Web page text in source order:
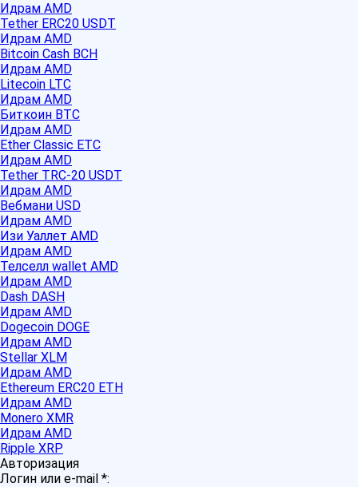
Идрам AMD
Tether ERC20 USDT
Идрам AMD
Bitcoin Cash BCH
Идрам AMD
Litecoin LTC
Идрам AMD
Биткоин BTC
Идрам AMD
Ether Classic ETC
Идрам AMD
Tether TRC-20 USDT
Идрам AMD
Вебмани USD
Идрам AMD
Изи Уаллет AMD
Идрам AMD
Телселл wallet AMD
Идрам AMD
Dash DASH
Идрам AMD
Dogecoin DOGE
Идрам AMD
Stellar XLM
Идрам AMD
Ethereum ERC20 ETH
Идрам AMD
Monero XMR
Идрам AMD
Ripple XRP
Авторизация
Логин или e-mail *: